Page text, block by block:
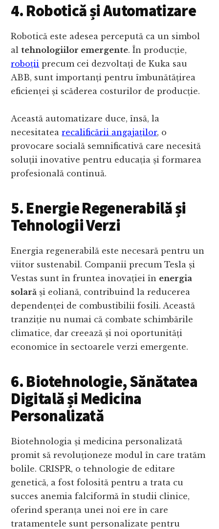
4. Robotică și Automatizare
Robotică este adesea percepută ca un simbol
altehnologiilor emergente. În producție,
roboții precum cei dezvoltați de Kuka sau
ABB, sunt importanți pentru îmbunătățirea
eficienței și scăderea costurilor de producție.
Această automatizare duce, însă, la
necesitatearecalificării angajaților, o
provocare socială semnificativă care necesită
soluții inovative pentru educația și formarea
profesională continuă.
5. Energie Regenerabilă și
Tehnologii Verzi
Energia regenerabilă este necesară pentru un
viitor sustenabil. Companii precum Tesla și
Vestas sunt în fruntea inovației în energia
solară și eoliană, contribuind la reducerea
dependenței de combustibilii fosili. Această
tranziție nu numai că combate schimbările
climatice, dar creează și noi oportunități
economice în sectoarele verzi emergente.
6. Biotehnologie, Sănătatea
Digitală și Medicina
Personalizată
Biotehnologia și medicina personalizată
promit să revoluționeze modul în care tratăm
bolile. CRISPR, o tehnologie de editare
genetică, a fost folosită pentru a trata cu
succes anemia falciformă în studii clinice,
oferind speranța unei noi ere în care
tratamentele sunt personalizate pentru